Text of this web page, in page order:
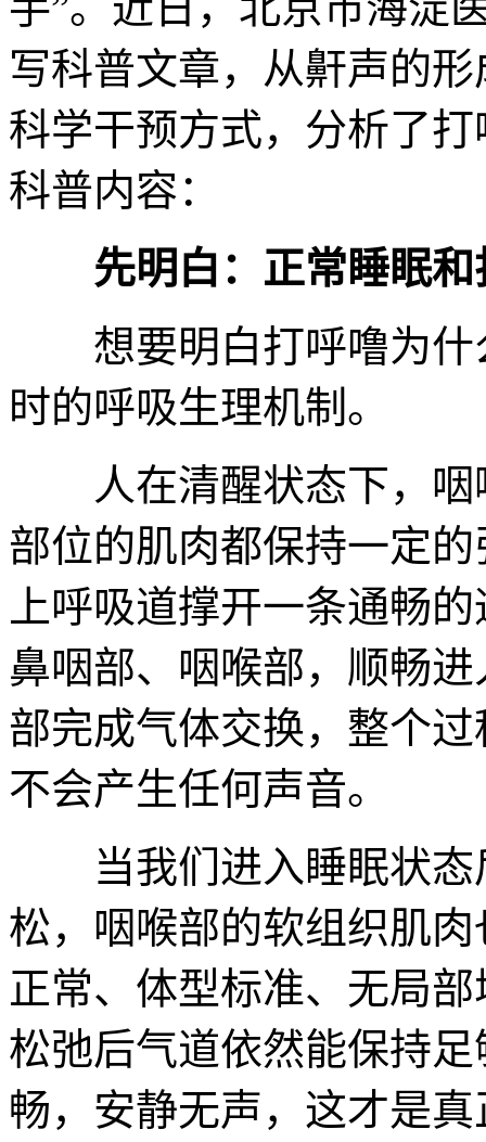
写科普文章，从鼾声的
科学干预方式，分析了
科普内容：
先明白：正常睡眠
想要明白打呼噜为什
时的呼吸生理机制。
人在清醒状态下，咽
部位的肌肉都保持一定
上呼吸道撑开一条通畅
鼻咽部、咽喉部，顺畅
部完成气体交换，整个
不会产生任何声音。
当我们进入睡眠状态
松，咽喉部的软组织肌
正常、体型标准、无局
松弛后气道依然能保持
畅，安静无声，这才是